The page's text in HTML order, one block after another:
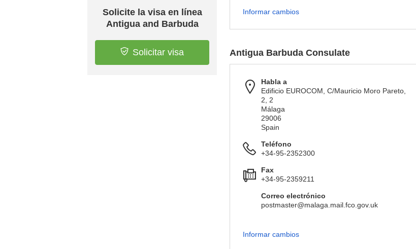
Solicite la visa en línea
Antigua and Barbuda
Solicitar visa
Informar cambios
Antigua Barbuda Consulate
Habla a
Edificio EUROCOM, C/Mauricio Moro Pareto,
2, 2
Málaga
29006
Spain
Teléfono
+34-95-2352300
Fax
+34-95-2359211
Correo electrónico
postmaster@malaga.mail.fco.gov.uk
Informar cambios